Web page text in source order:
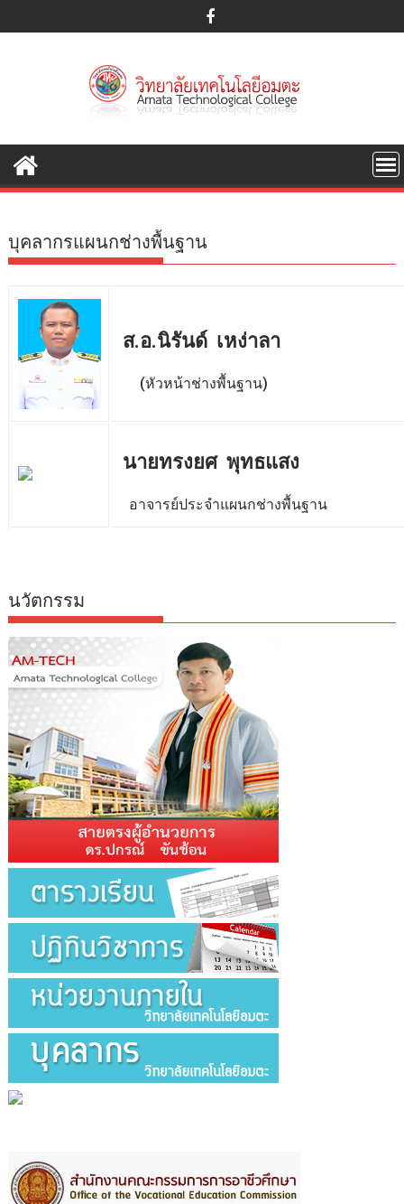
k
c
n
บุคลากรแผนกช่างพื้นฐาน
ส.อ.นิรันด์ เหง่าลา
(หัวหน้าช่างพื้นฐาน)
นายทรงยศ พุทธแสง
อาจารย์ประจำแผนกช่างพื้นฐาน
นวัตกรรม